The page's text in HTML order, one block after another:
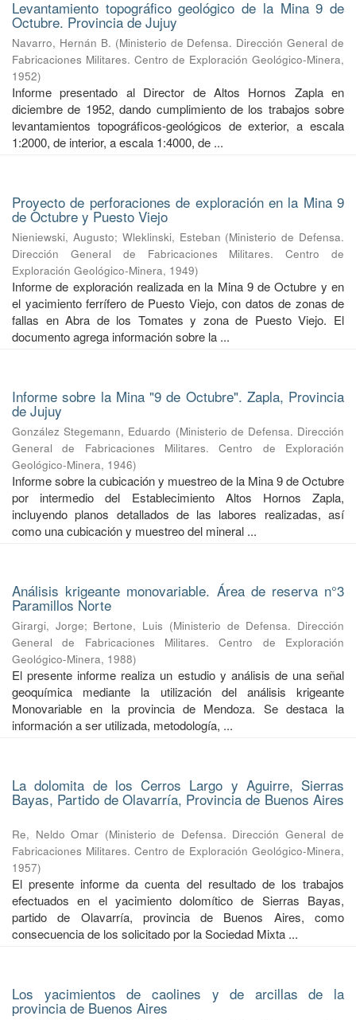
Levantamiento topográfico geológico de la Mina 9 de
Octubre. Provincia de Jujuy
Navarro, Hernán B. (Ministerio de Defensa. Dirección General de
Fabricaciones Militares. Centro de Exploración Geológico-Minera,
1952)
Informe presentado al Director de Altos Hornos Zapla en
diciembre de 1952, dando cumplimiento de los trabajos sobre
levantamientos topográficos-geológicos de exterior, a escala
1:2000, de interior, a escala 1:4000, de ...
Proyecto de perforaciones de exploración en la Mina 9
de Octubre y Puesto Viejo
Nieniewski, Augusto; Wleklinski, Esteban (Ministerio de Defensa.
Dirección General de Fabricaciones Militares. Centro de
Exploración Geológico-Minera, 1949)
Informe de exploración realizada en la Mina 9 de Octubre y en
el yacimiento ferrífero de Puesto Viejo, con datos de zonas de
fallas en Abra de los Tomates y zona de Puesto Viejo. El
documento agrega información sobre la ...
Informe sobre la Mina "9 de Octubre". Zapla, Provincia
de Jujuy
González Stegemann, Eduardo (Ministerio de Defensa. Dirección
General de Fabricaciones Militares. Centro de Exploración
Geológico-Minera, 1946)
Informe sobre la cubicación y muestreo de la Mina 9 de Octubre
por intermedio del Establecimiento Altos Hornos Zapla,
incluyendo planos detallados de las labores realizadas, así
como una cubicación y muestreo del mineral ...
Análisis krigeante monovariable. Área de reserva n°3
Paramillos Norte
Girargi, Jorge; Bertone, Luis (Ministerio de Defensa. Dirección
General de Fabricaciones Militares. Centro de Exploración
Geológico-Minera, 1988)
El presente informe realiza un estudio y análisis de una señal
geoquímica mediante la utilización del análisis krigeante
Monovariable en la provincia de Mendoza. Se destaca la
información a ser utilizada, metodología, ...
La dolomita de los Cerros Largo y Aguirre, Sierras
Bayas, Partido de Olavarría, Provincia de Buenos Aires
Re, Neldo Omar (Ministerio de Defensa. Dirección General de
Fabricaciones Militares. Centro de Exploración Geológico-Minera,
1957)
El presente informe da cuenta del resultado de los trabajos
efectuados en el yacimiento dolomítico de Sierras Bayas,
partido de Olavarría, provincia de Buenos Aires, como
consecuencia de los solicitado por la Sociedad Mixta ...
Los yacimientos de caolines y de arcillas de la
provincia de Buenos Aires